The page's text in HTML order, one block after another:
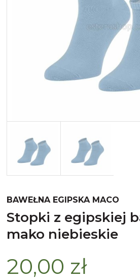
BAWEŁNA EGIPSKA MACO
stopki z egipskiej bawełny
mako niebieskie
20,00 zł
Merynos trekking
Merynos bezuciskowe
Kaszmir stopki
Bawełna merceryzowana